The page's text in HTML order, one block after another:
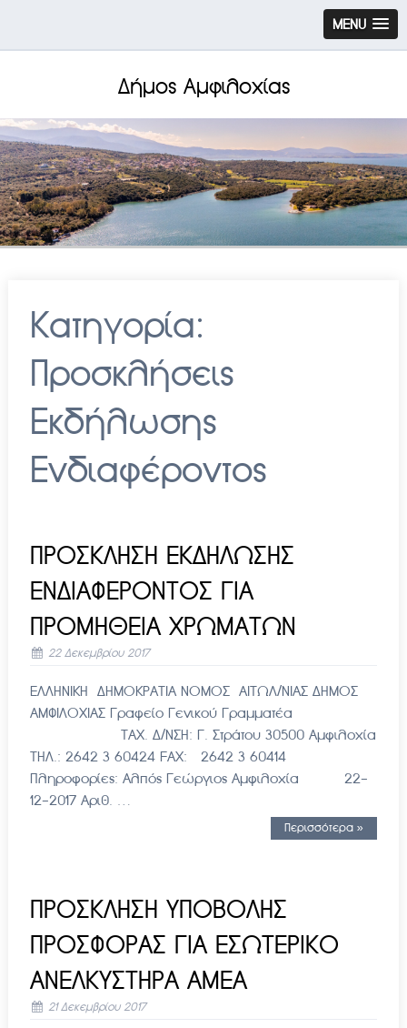
MENU
Δήμος Αμφιλοχίας
Κατηγορία:
Προσκλήσεις
Εκδήλωσης
Ενδιαφέροντος
ΠΡΟΣΚΛΗΣΗ ΕΚΔΗΛΩΣΗΣ
ΕΝΔΙΑΦΕΡΟΝΤΟΣ ΓΙΑ
ΠΡΟΜΗΘΕΙΑ ΧΡΩΜΑΤΩΝ
22 Δεκεμβρίου 2017
ΕΛΛΗΝΙΚΗ ΔΗΜΟΚΡΑΤΙΑ ΝΟΜΟΣ ΑΙΤΩΛ/ΝΙΑΣ ΔΗΜΟΣ
ΑΜΦΙΛΟΧΙΑΣ Γραφείο Γενικού Γραμματέα
ΤΑΧ. Δ/ΝΣΗ: Γ. Στράτου 30500 Αμφιλοχία
ΤΗΛ.: 2642 3 60424 FAX: 2642 3 60414
Πληροφορίες: Αλπός Γεώργιος Αμφιλοχία 22-
12-2017 Αριθ. …
Περισσότερα »
ΠΡΟΣΚΛΗΣΗ ΥΠΟΒΟΛΗΣ
ΠΡΟΣΦΟΡΑΣ ΓΙΑ ΕΣΩΤΕΡΙΚΟ
ΑΝΕΛΚΥΣΤΗΡΑ ΑΜΕΑ
21 Δεκεμβρίου 2017